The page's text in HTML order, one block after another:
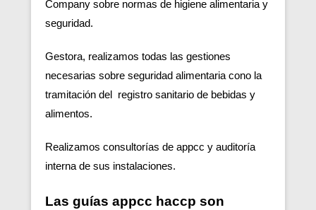
Company sobre normas de higiene alimentaria y
seguridad.
Gestora, realizamos todas las gestiones
necesarias sobre seguridad alimentaria cono la
tramitación del registro sanitario de bebidas y
alimentos.
Realizamos consultorías de appcc y auditoría
interna de sus instalaciones.
Las guías appcc haccp son